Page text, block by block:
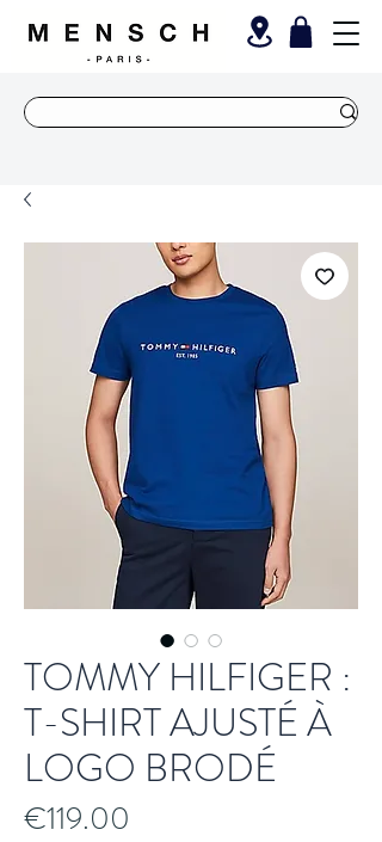
TOMMY HILFIGER :
T-SHIRT AJUSTÉ À
LOGO BRODÉ
€119.00